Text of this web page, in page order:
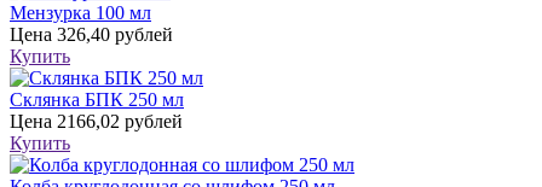
Мензурка 100 мл
Цена 326,40 рублей
Купить
Склянка БПК 250 мл
Цена 2166,02 рублей
Купить